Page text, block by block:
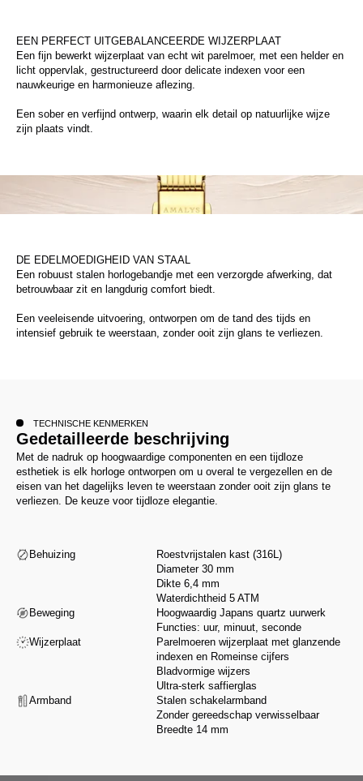
EEN PERFECT UITGEBALANCEERDE WIJZERPLAAT
Een fijn bewerkt wijzerplaat van echt wit parelmoer, met een helder en
licht oppervlak, gestructureerd door delicate indexen voor een
nauwkeurige en harmonieuze aflezing.
Een sober en verfijnd ontwerp, waarin elk detail op natuurlijke wijze
zijn plaats vindt.
DE EDELMOEDIGHEID VAN STAAL
Een robuust stalen horlogebandje met een verzorgde afwerking, dat
betrouwbaar zit en langdurig comfort biedt.
Een veeleisende uitvoering, ontworpen om de tand des tijds en
intensief gebruik te weerstaan, zonder ooit zijn glans te verliezen.
TECHNISCHE KENMERKEN
Gedetailleerde beschrijving
Met de nadruk op hoogwaardige componenten en een tijdloze
esthetiek is elk horloge ontworpen om u overal te vergezellen en de
eisen van het dagelijks leven te weerstaan zonder ooit zijn glans te
verliezen. De keuze voor tijdloze elegantie.
Behuizing
Roestvrijstalen kast (316L)
Diameter 30 mm
Dikte 6,4 mm
Waterdichtheid 5 ATM
Beweging
Hoogwaardig Japans quartz uurwerk
Functies: uur, minuut, seconde
Wijzerplaat
Parelmoeren wijzerplaat met glanzende
indexen en Romeinse cijfers
Bladvormige wijzers
Ultra-sterk saffierglas
Armband
Stalen schakelarmband
Zonder gereedschap verwisselbaar
Breedte 14 mm